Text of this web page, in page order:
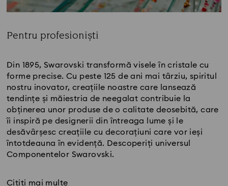
Pentru profesioniști
Din 1895, Swarovski transformă visele în cristale cu
forme precise. Cu peste 125 de ani mai târziu, spiritul
nostru inovator, creațiile noastre care lansează
tendințe și măiestria de neegalat contribuie la
obținerea unor produse de o calitate deosebită, care
îi inspiră pe designerii din întreaga lume și le
desăvârșesc creațiile cu decorațiuni care vor ieși
întotdeauna în evidență. Descoperiți universul
Componentelor Swarovski.
Citiți mai multe